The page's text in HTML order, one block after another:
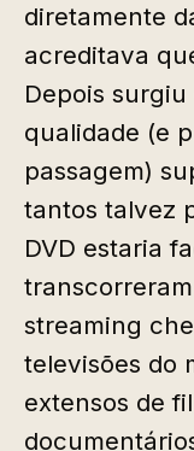
diretamente
acreditava
Depois
qualidade (e
passagem)
tantos talvez
DVD estaria
streaming
televisões do
extensos de